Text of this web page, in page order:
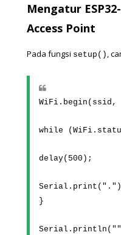
Mengatur
Access Point
Pada fungsi setup() ,
WiFi.begin(ssid,
while
delay(500);
}